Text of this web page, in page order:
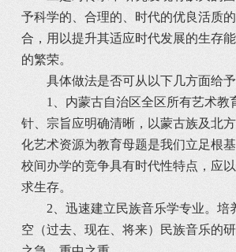
予科学的、合理的、时代的优良活质
合，用以提升其适应时代发展的生存
的繁荣。
具体做法是否可从以下几方面给予
1、内蒙古自治区全区所有艺术教
针、宗旨应明确清晰，以蒙古族及北
化艺术资源为教育母题是我们立足根
校间办学的竞争具有时代性特点，应
求生存。
2、迅速建立民族音乐学专业。培
空（过去、现在、将来）民族音乐的